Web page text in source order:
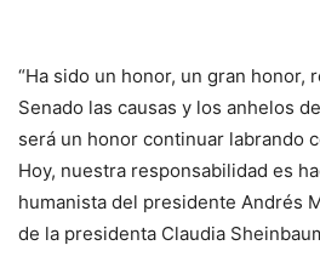
“Ha sido un honor, un gran honor,
Senado las causas y los anhelos
será un honor continuar labrando
Hoy, nuestra responsabilidad es
humanista del presidente Andrés
de la presidenta Claudia